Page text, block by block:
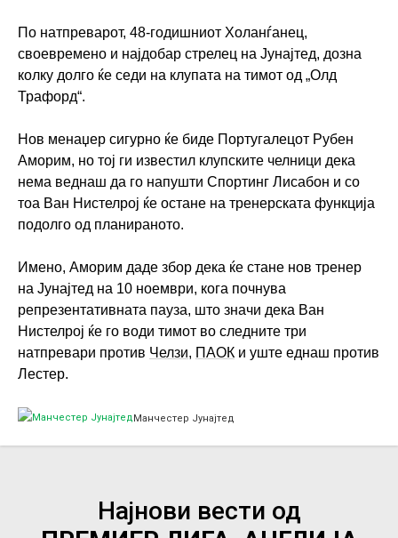
По натпреварот, 48-годишниот Холанѓанец,
своевремено и најдобар стрелец на Јунајтед, дозна
колку долго ќе седи на клупата на тимот од „Олд
Трафорд“.
Нов менаџер сигурно ќе биде Португалецот Рубен
Аморим, но тој ги известил клупските челници дека
нема веднаш да го напушти Спортинг Лисабон и со
тоа Ван Нистелрој ќе остане на тренерската функција
подолго од планираното.
Имено, Аморим даде збор дека ќе стане нов тренер
на Јунајтед на 10 ноември, кога почнува
репрезентативната пауза, што значи дека Ван
Нистелрој ќе го води тимот во следните три
натпревари против Челзи, ПАОК и уште еднаш против
Лестер.
Манчестер Јунајтед
Најнови вести од